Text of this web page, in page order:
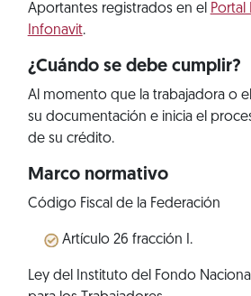
Aportantes registrados en el Portal
Infonavit.
¿Cuándo se debe cumplir?
Al momento que la trabajadora o
su documentación e inicia el
de su crédito.
Marco normativo
Código Fiscal de la Federación
Artículo 26 fracción I.
Ley del Instituto del Fondo